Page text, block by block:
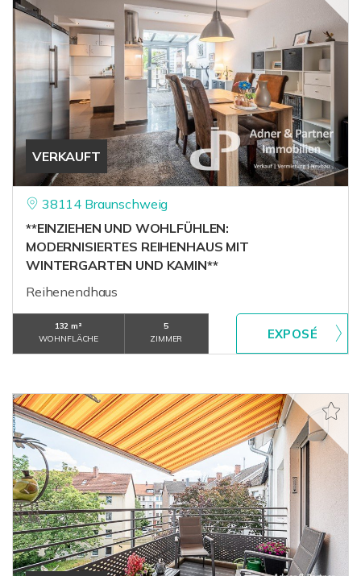
VERKAUFT
38114 Braunschweig
**EINZIEHEN UND WOHLFÜHLEN:
MODERNISIERTES REIHENHAUS MIT
WINTERGARTEN UND KAMIN**
Reihenendhaus
132 m²
WOHNFLÄCHE
5
ZIMMER